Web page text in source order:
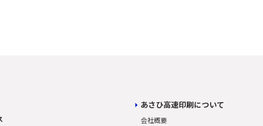
あさひ高速印刷について
会社概要